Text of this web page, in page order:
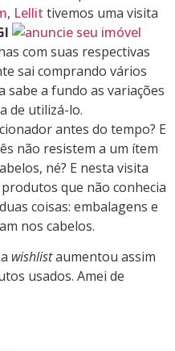
, Lellit tivemos uma visita
com suas respectivas
sai comprando vários
a fundo as variações
de utilizá-lo.
antes do tempo? E
não resistem a um ítem
né? E nesta visita
que não conhecia
coisas: embalagens e
nos cabelos.
wishlistaumentou assim
usados. Amei de